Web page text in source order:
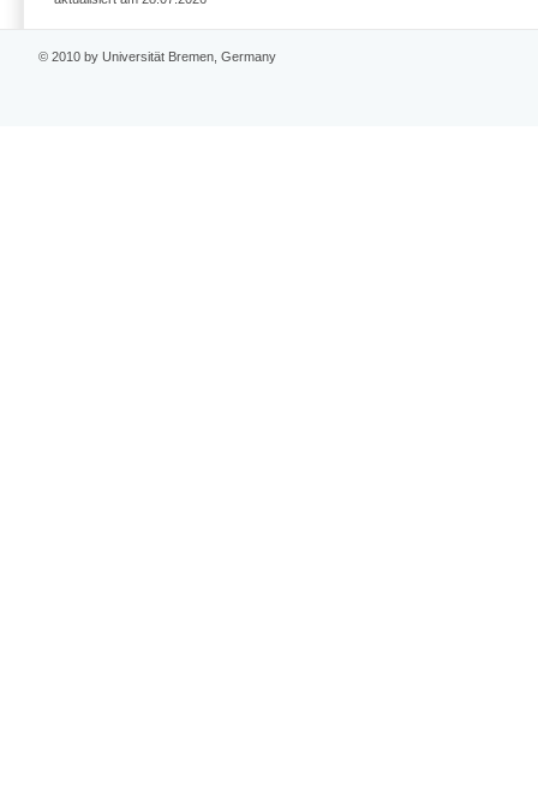
© 2010 by Universität Bremen, Germany